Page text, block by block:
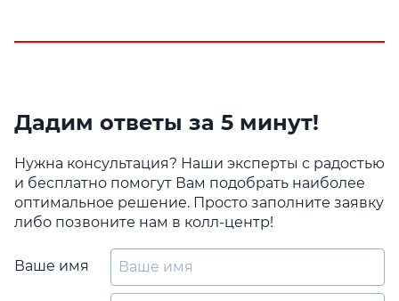
Дадим ответы за 5 минут!
Нужна консультация? Наши эксперты с радостью
и бесплатно помогут Вам подобрать наиболее
оптимальное решение. Просто заполните заявку
либо позвоните нам в колл-центр!
Ваше имя